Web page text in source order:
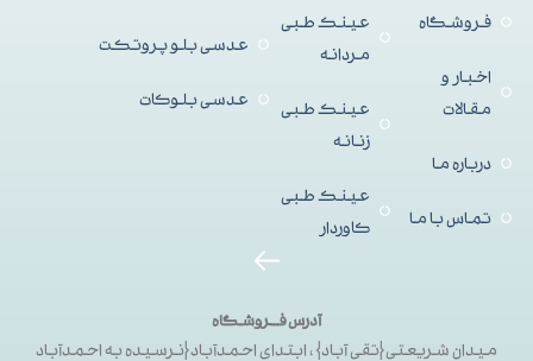
فروشگاه
اخبار و
مقالات
درباره ما
تماس با ما
عینک طبی
مردانه
عینک طبی
زنانه
عینک طبی
کاوردار
عدسی بلو پروتکت
عدسی بلوکات
آدرس فــروشگاه
میدان شریعتی{تقی آباد}، ابتدای احمدآباد{نرسیده به احمدآباد